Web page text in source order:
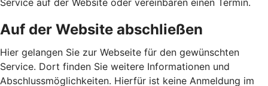
Auf der Website abschließen
Hier gelangen Sie zur Webseite für den gewünschten
Service. Dort finden Sie weitere Informationen und
Abschlussmöglichkeiten. Hierfür ist keine Anmeldung im